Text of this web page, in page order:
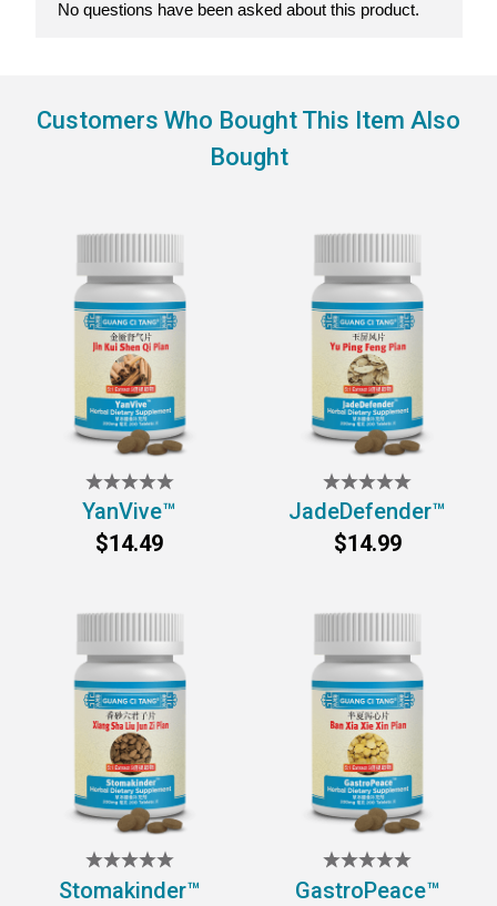
Customers Who Bought This Item Also
Bought
YanVive™
$14.49
JadeDefender™
$14.99
Stomakinder™
GastroPeace™